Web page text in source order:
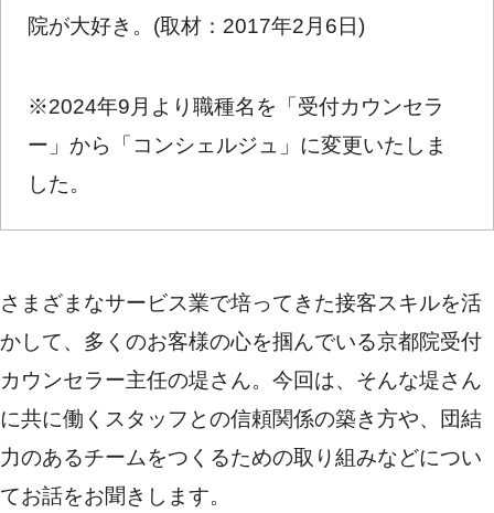
院が大好き。(取材：2017年2月6日)
※2024年9月より職種名を「受付カウンセラ
ー」から「コンシェルジュ」に変更いたしま
した。
さまざまなサービス業で培ってきた接客スキルを活
かして、多くのお客様の心を掴んでいる京都院受付
カウンセラー主任の堤さん。今回は、そんな堤さん
に共に働くスタッフとの信頼関係の築き方や、団結
力のあるチームをつくるための取り組みなどについ
てお話をお聞きします。